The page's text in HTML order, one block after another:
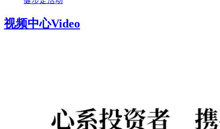
视频中心Video